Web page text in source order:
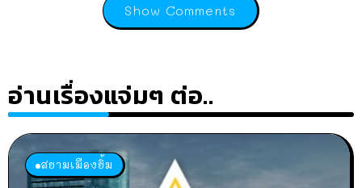
Show Comments
อ่านเรื่องแจ่มๆ ต่อ..
สยามเมืองยิ้ม